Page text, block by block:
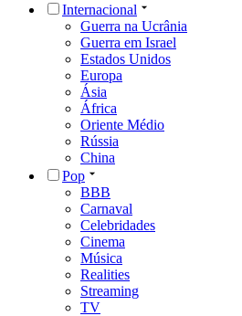
Internacional
Guerra na Ucrânia
Guerra em Israel
Estados Unidos
Europa
Ásia
África
Oriente Médio
Rússia
China
Pop
BBB
Carnaval
Celebridades
Cinema
Música
Realities
Streaming
TV